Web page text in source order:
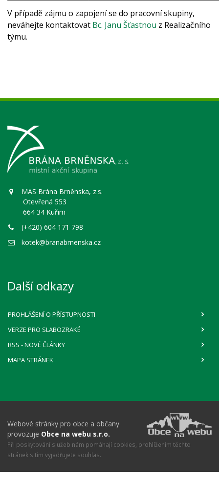
V případě zájmu o zapojení se do pracovní skupiny,
neváhejte kontaktovat Bc. Janu Šťastnou z Realizačního
týmu.
MAS Brána Brněnska, z.s.
Otevřená 553
664 34 Kuřim
(+420) 604 171 798
kotek@branabrnenska.cz
Další odkazy
PROHLÁŠENÍ O PŘÍSTUPNOSTI
VERZE PRO SLABOZRAKÉ
RSS - NOVÉ ČLÁNKY
MAPA STRÁNEK
Webové stránky pro obce a občany
provozuje Obce na webu s.r.o.
Při poskytování služeb nám pomáhají cookies, prohlížením těchto
stránek s tím vyjadřujete souhlas.